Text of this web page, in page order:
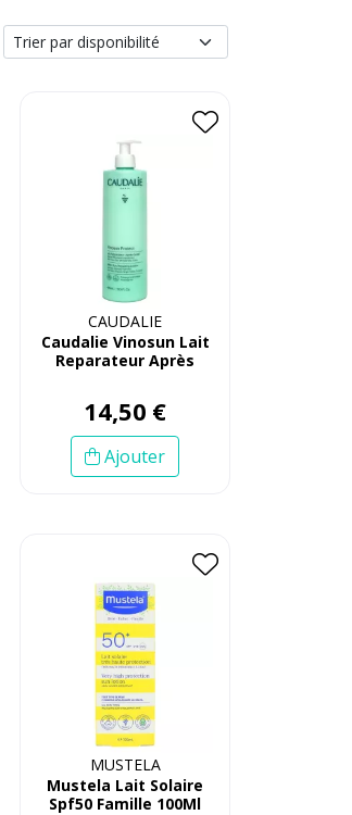
CAUDALIE
Caudalie Vinosun Lait
Reparateur Après
14,50 €
Ajouter
MUSTELA
Mustela Lait Solaire
Spf50 Famille 100Ml